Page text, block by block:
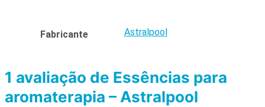
Fabricante Astralpool
1 avaliação de Essências para
aromaterapia – Astralpool